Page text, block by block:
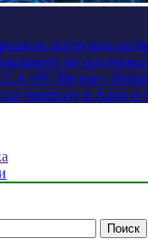
погрузить на
не
в «РГ Медиа»:
черепаху в Азии и